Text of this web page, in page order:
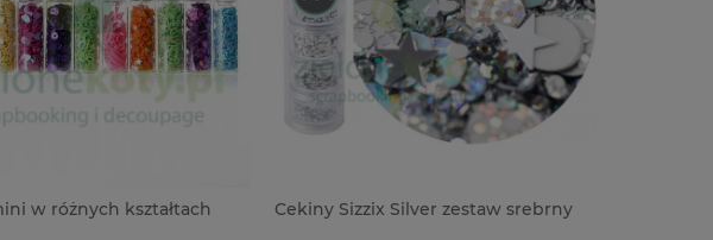
w różnych kształtach
Cekiny Sizzix Silver zestaw srebrny